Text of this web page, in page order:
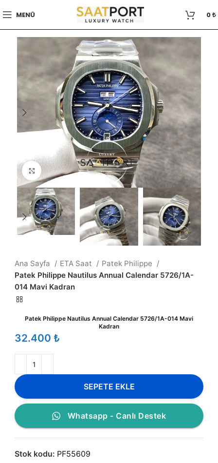
MENÜ 0₺
Büyütmek için tıklayın
Ana Sayfa ETA Saat
Patek Philippe
Patek Philippe Nautilus Annual Calendar 5726/1A-
014 Mavi Kadran
Patek Philippe Nautilus Annual Calendar 5726/1A-014 Mavi
Kadran
₺
SEPETE EKLE
Whatsapp - Canlı Destek
Stok kodu: PF55609